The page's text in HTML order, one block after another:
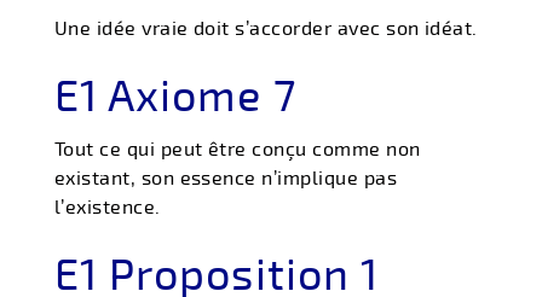
Une idée vraie doit s’accorder avec son idéat.
E1 Axiome 7
Tout ce qui peut être conçu comme non
existant, son essence n’implique pas
l’existence.
E1 Proposition 1